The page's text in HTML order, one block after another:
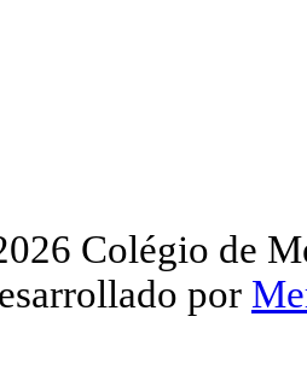
Colégio de
por